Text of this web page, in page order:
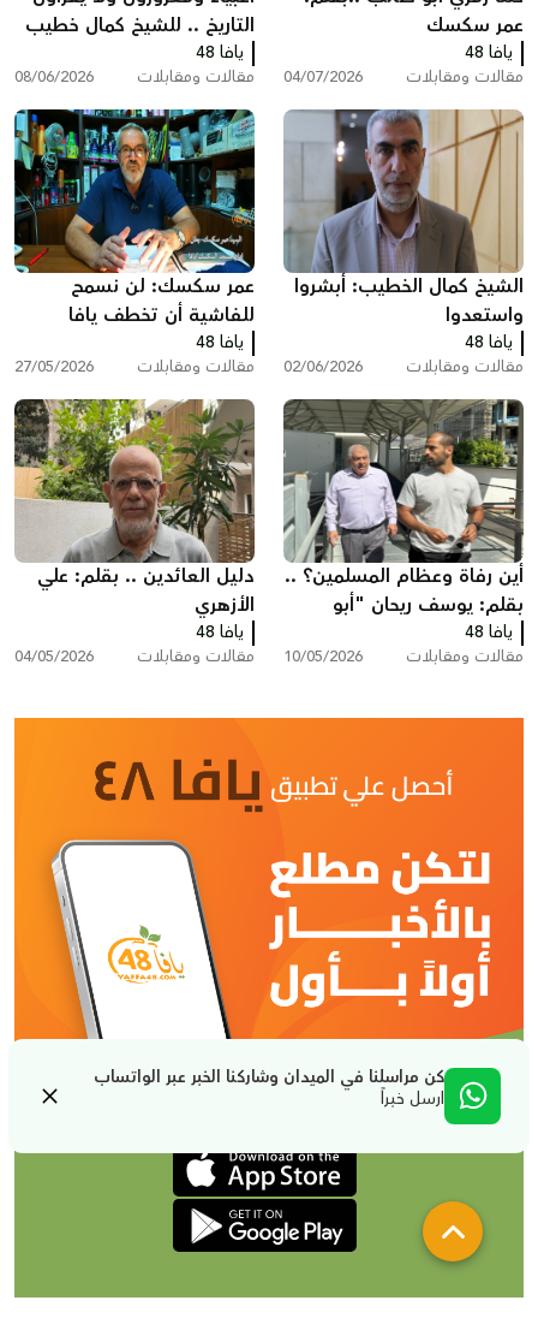
كن مراسلنا في الميدان وشاركنا الخبر عبر الواتساب
ارسل خبراً
عمر سكسك
يافا 48
مقالات ومقابلات 04/07/2026
التاريخ .. للشيخ كمال خطيب
يافا 48
مقالات ومقابلات 08/06/2026
الشيخ كمال الخطيب: أبشروا
واستعدوا
يافا 48
مقالات ومقابلات 02/06/2026
عمر سكسك: لن نسمح
للفاشية أن تخطف يافا
وأحلام أولادنا
يافا 48
مقالات ومقابلات 27/05/2026
أين رفاة وعظام المسلمين؟ ..
بقلم: يوسف ريحان "أبو
حسام"
يافا 48
مقالات ومقابلات 10/05/2026
دليل العائدين .. بقلم: علي
الأزهري
يافا 48
مقالات ومقابلات 04/05/2026